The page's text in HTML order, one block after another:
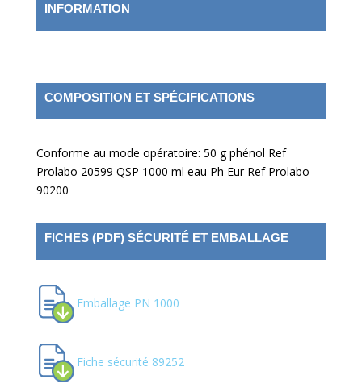
INFORMATION
COMPOSITION ET SPÉCIFICATIONS
Conforme au mode opératoire: 50 g phénol Ref
Prolabo 20599 QSP 1000 ml eau Ph Eur Ref Prolabo
90200
FICHES (PDF) SÉCURITÉ ET EMBALLAGE
Emballage PN 1000
Fiche sécurité 89252